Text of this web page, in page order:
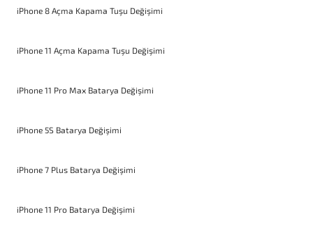
iPhone 8 Açma Kapama Tuşu Değişimi
iPhone 11 Açma Kapama Tuşu Değişimi
iPhone 11 Pro Max Batarya Değişimi
iPhone 5S Batarya Değişimi
iPhone 7 Plus Batarya Değişimi
iPhone 11 Pro Batarya Değişimi